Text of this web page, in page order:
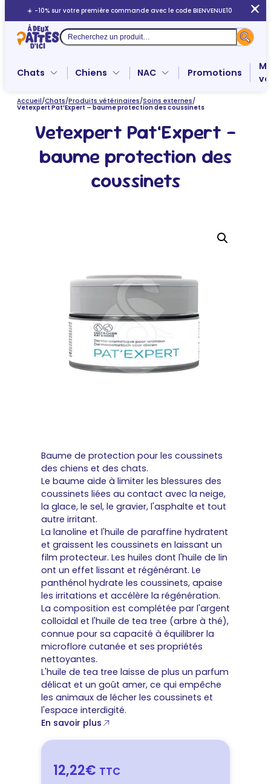
au
contenu
☀️ -10% sur votre première commande avec le code BIENVENUE10
Recherche
Chats Chiens NAC Promotions
Accueil/Chats/Produits vétérinaires/Soins externes/
Vetexpert Pat’Expert – baume protection des coussinets
Vetexpert Pat’Expert –
baume protection des
coussinets
Baume de protection pour les coussinets
des chiens et des chats.
Le baume aide à limiter les blessures des
coussinets liées au contact avec la neige,
la glace, le sel, le gravier, l'asphalte et tout
autre irritant.
La lanoline et l'huile de paraffine hydratent
et graissent les coussinets en laissant un
film protecteur. Les huiles dont l'huile de lin
ont un effet lissant et régénérant. Le
panthénol hydrate les coussinets, apaise
les irritations et accélère la régénération.
La composition est complétée par l'argent
colloïdal et l'huile de tea tree (arbre à thé),
connue pour sa capacité à équilibrer la
microflore cutanée et ses propriétés
nettoyantes.
L'huile de tea tree laisse de plus un parfum
délicat et un goût amer, ce qui empêche
les animaux de lécher les coussinets et
l'espace interdigité.
En savoir plus
12,22€ TTC